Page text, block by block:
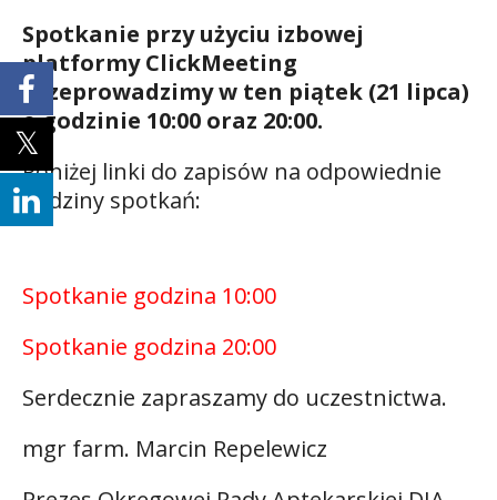
Spotkanie przy użyciu izbowej
platformy ClickMeeting
przeprowadzimy w ten piątek (21 lipca)
o godzinie 10:00 oraz 20:00.
Poniżej linki do zapisów na odpowiednie
godziny spotkań:
Spotkanie godzina 10:00
Spotkanie godzina 20:00
Serdecznie zapraszamy do uczestnictwa.
mgr farm. Marcin Repelewicz